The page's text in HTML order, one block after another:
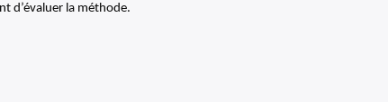
d’évaluer la méthode.